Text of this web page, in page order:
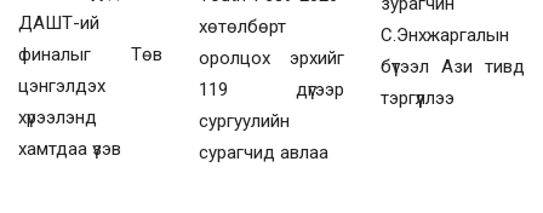
ДАШТ-ий
финалыг Төв
цэнгэлдэх
хүрээлэнд
хамтдаа үзэв
хөтөлбөрт
оролцох эрхийг
119 дүгээр
сургуулийн
сурагчид авлаа
С.Энхжаргалын
бүтээл Ази тивд
тэргүүллээ